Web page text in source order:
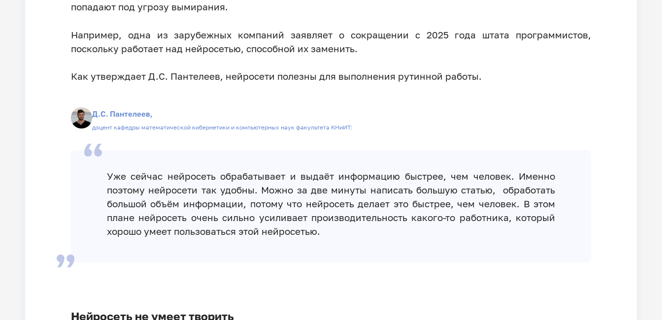
попадают под угрозу вымирания.
Например, одна из зарубежных компаний заявляет о сокращении с 2025 года штата программистов,
поскольку работает над нейросетью, способной их заменить.
Как утверждает Д.С. Пантелеев, нейросети полезны для выполнения рутинной работы.
Д.С. Пантелеев,
доцент кафедры математической кибернетики и компьютерных наук факультета КНиИТ:
Уже сейчас нейросеть обрабатывает и выдаёт информацию быстрее, чем человек. Именно
поэтому нейросети так удобны. Можно за две минуты написать большую статью, обработать
большой объём информации, потому что нейросеть делает это быстрее, чем человек. В этом
плане нейросеть очень сильно усиливает производительность какого-то работника, который
хорошо умеет пользоваться этой нейросетью.
Нейросеть не умеет творить